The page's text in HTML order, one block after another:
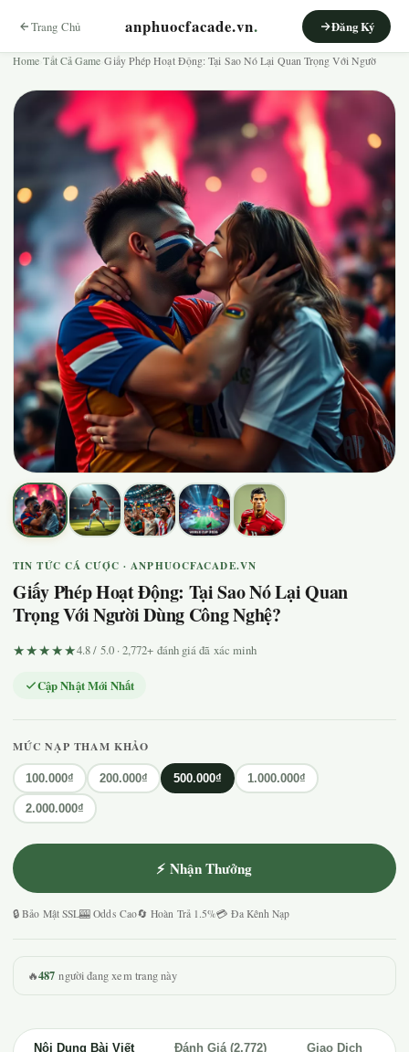
Trang Chủ anphuocfacade.vn. Đăng Ký
Home ›Tất Cả Game ›Giấy Phép Hoạt Động: Tại Sao Nó Lại Quan Trọng Với Ngườ
TIN TỨC CÁ CƯỢC · ANPHUOCFACADE.VN
Giấy Phép Hoạt Động: Tại Sao Nó Lại Quan
Trọng Với Người Dùng Công Nghệ?
★★★★★4.8 / 5.0 · 2,772+ đánh giá đã xác minh
Cập Nhật Mới Nhất
MỨC NẠP THAM KHẢO
100.000₫ 200.000₫ 500.000₫ 1.000.000₫
2.000.000₫
⚡ Nhận Thưởng
🔒 Bảo Mật SSL🎰 Odds Cao🔄 Hoàn Trả 1.5%💳 Đa Kênh Nạp
🔥487 người đang xem trang này
Nội Dung Bài Viết Đánh Giá (2,772) Giao Dịch